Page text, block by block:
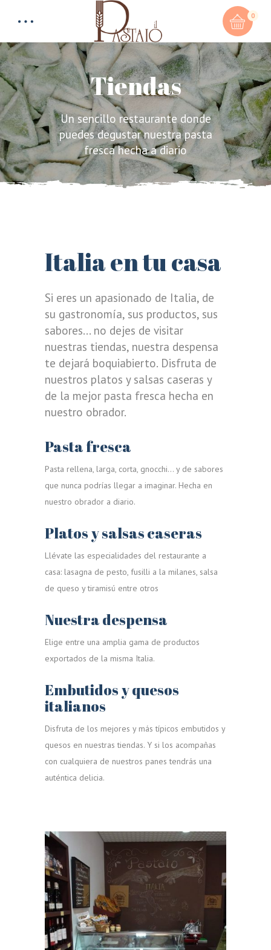
0
Total: 0,00€
CART & CHECKOUT
Tiendas
Un sencillo restaurante donde
puedes degustar nuestra pasta
fresca hecha a diario
Italia en tu casa
Si eres un apasionado de Italia, de
su gastronomía, sus productos, sus
sabores... no dejes de visitar
nuestras tiendas, nuestra despensa
te dejará boquiabierto. Disfruta de
nuestros platos y salsas caseras y
de la mejor pasta fresca hecha en
nuestro obrador.
Pasta fresca
Pasta rellena, larga, corta, gnocchi... y de sabores
que nunca podrías llegar a imaginar. Hecha en
nuestro obrador a diario.
Platos y salsas caseras
Llévate las especialidades del restaurante a
casa: lasagna de pesto, fusilli a la milanes, salsa
de queso y tiramisú entre otros
Nuestra despensa
Elige entre una amplia gama de productos
exportados de la misma Italia.
Embutidos y quesos
italianos
Disfruta de los mejores y más típicos embutidos y
quesos en nuestras tiendas. Y si los acompañas
con cualquiera de nuestros panes tendrás una
auténtica delicia.